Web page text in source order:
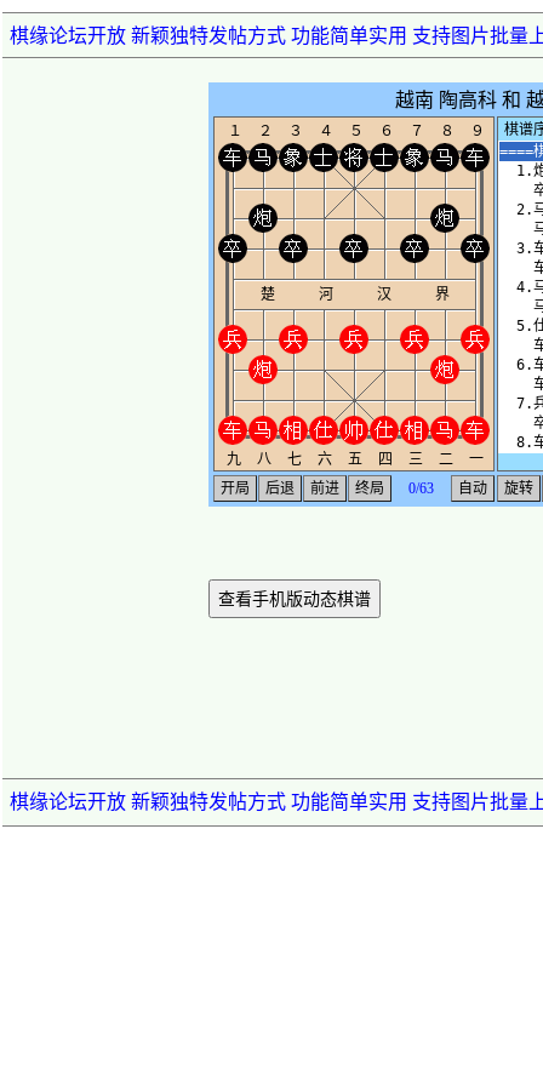
棋缘论坛开放 新颖独特发帖方式 功能简单实用 支持图片批量
查看手机版动态棋谱
棋缘论坛开放 新颖独特发帖方式 功能简单实用 支持图片批量